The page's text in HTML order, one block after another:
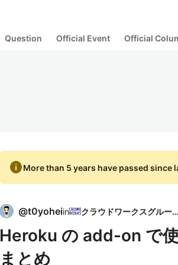
Question Official Event Official
infoMore than 5 years have passed since
@t0yoheiin クラウドワークスグループ
Heroku の add-on で
まとめ